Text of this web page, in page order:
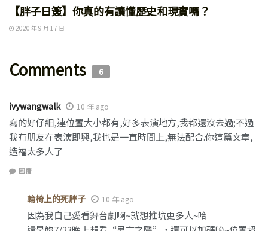
【胖子日簽】你真的有讀懂歷史和現實嗎？
2020 年 9 月 17 日
Comments 6
ivywangwalk 10 年 ago
寫的好仔細,連位置大小都有,好多表演地方,我都還沒去過;不過
我有朋友在表演即興,我也是一直時間上,無法配合.你這篇文章,
造福太多人了
回覆
輪椅上的死胖子 10 年 ago
因為我自己愛看舞台劇啊~就想推坑更多人~哈